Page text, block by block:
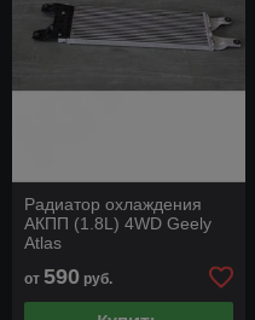
Радиатор охлаждения
АКПП (1.8L) 4WD Geely
Atlas
от 590 руб.